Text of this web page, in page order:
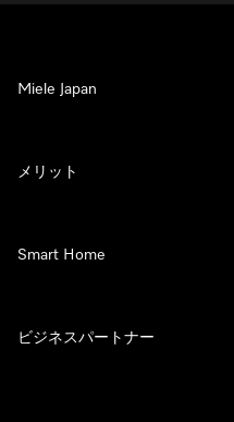
Miele Japan
メリット
Smart Home
ビジネスパートナー